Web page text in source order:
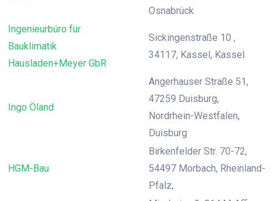
Osnabrück
Ingenieurbüro für
Bauklimatik
Hausladen+Meyer GbR
Sickingenstraße 10 ,
34117, Kassel, Kassel
Ingo Öland
Angerhauser Straße 51,
47259 Duisburg,
Nordrhein-Westfalen,
Duisburg
HGM-Bau
Birkenfelder Str. 70-72,
54497 Morbach, Rheinland-
Pfalz,